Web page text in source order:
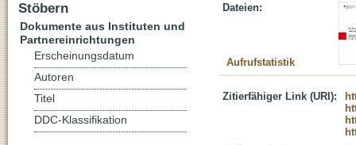
Dateien:
Aufrufstatistik
Zitierfähiger Link (URI):
Stöbern
Dokumente aus Instituten und
Partnereinrichtungen
Erscheinungsdatum
Autoren
Titel
DDC-Klassifikation